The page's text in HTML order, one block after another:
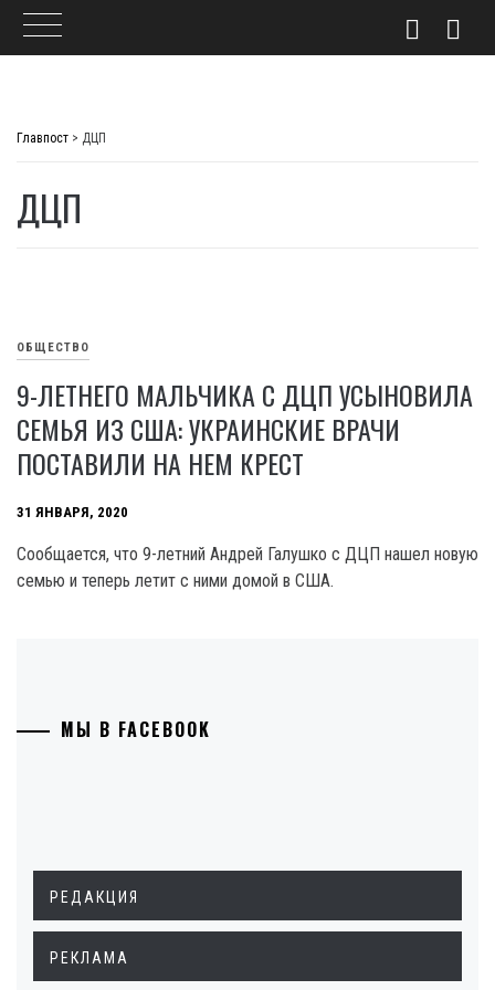
Главпост > ДЦП
ДЦП
ОБЩЕСТВО
9-ЛЕТНЕГО МАЛЬЧИКА С ДЦП УСЫНОВИЛА
СЕМЬЯ ИЗ США: УКРАИНСКИЕ ВРАЧИ
ПОСТАВИЛИ НА НЕМ КРЕСТ
31 ЯНВАРЯ, 2020
Сообщается, что 9-летний Андрей Галушко с ДЦП нашел новую
семью и теперь летит с ними домой в США.
МЫ В FACEBOOK
РЕДАКЦИЯ
РЕКЛАМА